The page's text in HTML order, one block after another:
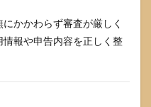
かかわらず審査が厳しく
報や申告内容を正しく整